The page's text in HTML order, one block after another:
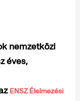
nemzetközi
éves,
ENSZ Élelmezési